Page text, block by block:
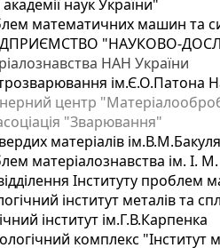
наук України"
математичних машин та
"НАУКОВО-
НАН України
ім.Є.О.Патона
центр
"Зварювання"
матеріалів
матеріалознавства ім. І.
Інституту проблем
інститут металів та
інститут ім.Г.В.Карпенка
комплекс "Інститут